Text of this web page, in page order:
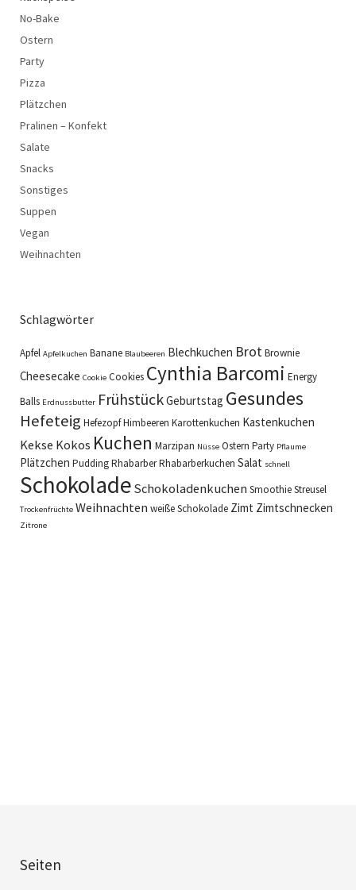
No-Bake
Ostern
Party
Pizza
Plätzchen
Pralinen – Konfekt
Salate
Snacks
Sonstiges
Suppen
Vegan
Weihnachten
Schlagwörter
Apfel Apfelkuchen Banane Blaubeeren Blechkuchen BrotBrownie
Cheesecake Cookie Cookies Cynthia Barcomi Energy
Balls Erdnussbutter FrühstückGeburtstag Gesundes
Hefeteig HefezopfHimbeeren Karottenkuchen Kastenkuchen
Kekse Kokos Kuchen Marzipan Nüsse Ostern Party Pflaume
Plätzchen PuddingRhabarberRhabarberkuchen Salat schnell
Schokolade Schokoladenkuchen SmoothieStreusel
Trockenfrüchte Weihnachten weiße Schokolade Zimt Zimtschnecken
Zitrone
Seiten